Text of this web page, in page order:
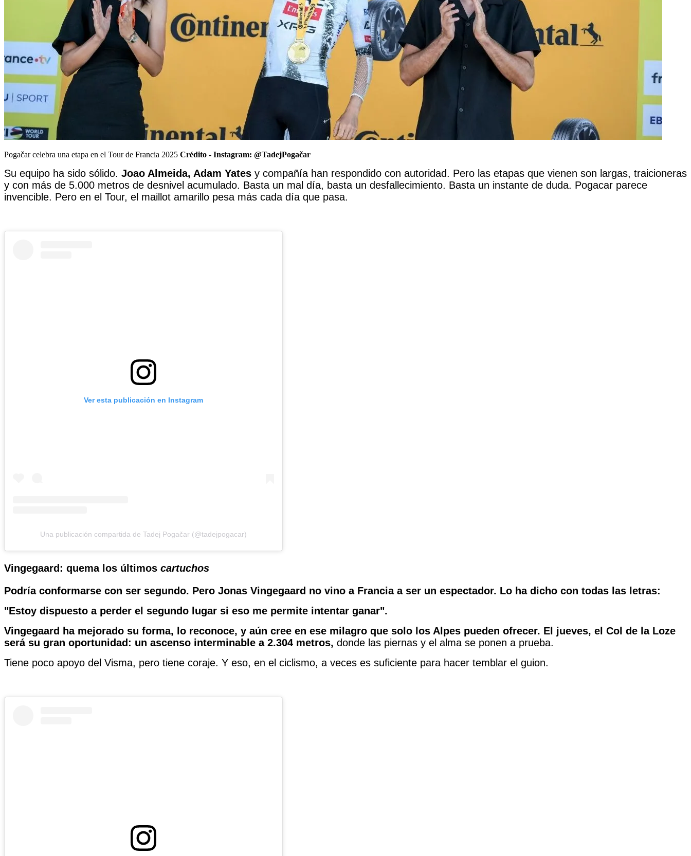
Pogačar celebra una etapa en el Tour de Francia 2025 Crédito - Instagram: @TadejPogačar
Su equipo ha sido sólido. Joao Almeida, Adam Yates y compañía han respondido con autoridad. Pero las etapas que vienen son largas, traicioneras
y con más de 5.000 metros de desnivel acumulado. Basta un mal día, basta un desfallecimiento. Basta un instante de duda. Pogacar parece
invencible. Pero en el Tour, el maillot amarillo pesa más cada día que pasa.
Ver esta publicación en Instagram
Una publicación compartida de Tadej Pogačar (@tadejpogacar)
Vingegaard: quema los últimos cartuchos
Podría conformarse con ser segundo. Pero Jonas Vingegaard no vino a Francia a ser un espectador. Lo ha dicho con todas las letras:
"Estoy dispuesto a perder el segundo lugar si eso me permite intentar ganar".
Vingegaard ha mejorado su forma, lo reconoce, y aún cree en ese milagro que solo los Alpes pueden ofrecer. El jueves, el Col de la Loze
será su gran oportunidad: un ascenso interminable a 2.304 metros, donde las piernas y el alma se ponen a prueba.
Tiene poco apoyo del Visma, pero tiene coraje. Y eso, en el ciclismo, a veces es suficiente para hacer temblar el guion.